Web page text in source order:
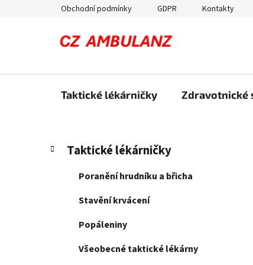
Obchodní podmínky GDPR Kontakty
Taktické lékárničky Zdravotnické
P
Přeskočit
kategorie
K
a
Taktické lékárničky
Poranění hrudníku a břicha
Stavění krvácení
Popáleniny
Všeobecné taktické lékárny